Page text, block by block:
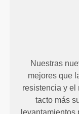
Nuestras
mejores que
resistencia y el
tacto más